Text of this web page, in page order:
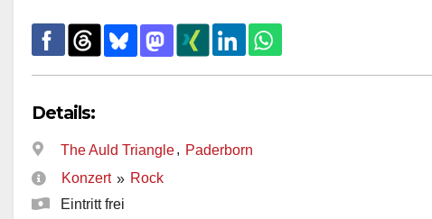
Details:
The Auld Triangle, Paderborn
Konzert » Rock
Eintritt frei